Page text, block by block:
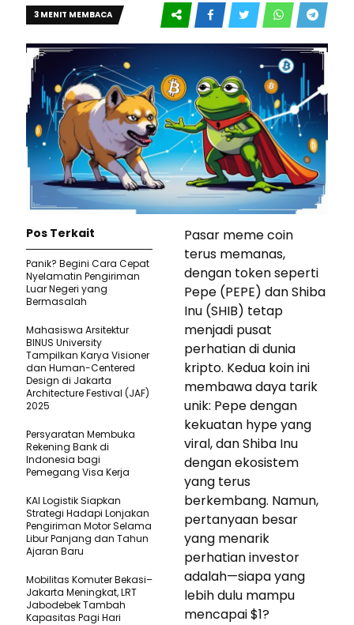
3 MENIT MEMBACA
Pasar meme coin
terus memanas,
dengan token seperti
Pepe (PEPE) dan Shiba
Inu (SHIB) tetap
menjadi pusat
perhatian di dunia
kripto. Kedua koin ini
membawa daya tarik
unik: Pepe dengan
kekuatan hype yang
viral, dan Shiba Inu
dengan ekosistem
yang terus
berkembang. Namun,
pertanyaan besar
yang menarik
perhatian investor
adalah—siapa yang
lebih dulu mampu
mencapai $1?
Pos Terkait
Panik? Begini Cara Cepat
Nyelamatin Pengiriman
Luar Negeri yang
Bermasalah
Mahasiswa Arsitektur
BINUS University
Tampilkan Karya Visioner
dan Human-Centered
Design di Jakarta
Architecture Festival (JAF)
2025
Persyaratan Membuka
Rekening Bank di
Indonesia bagi
Pemegang Visa Kerja
KAI Logistik Siapkan
Strategi Hadapi Lonjakan
Pengiriman Motor Selama
Libur Panjang dan Tahun
Ajaran Baru
Mobilitas Komuter Bekasi–
Jakarta Meningkat, LRT
Jabodebek Tambah
Kapasitas Pagi Hari